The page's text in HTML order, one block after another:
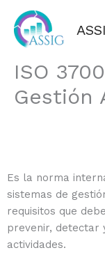
contenido
ISO
Gestión
Es la norma
sistemas de
requisitos que
prevenir, detectar
actividades.